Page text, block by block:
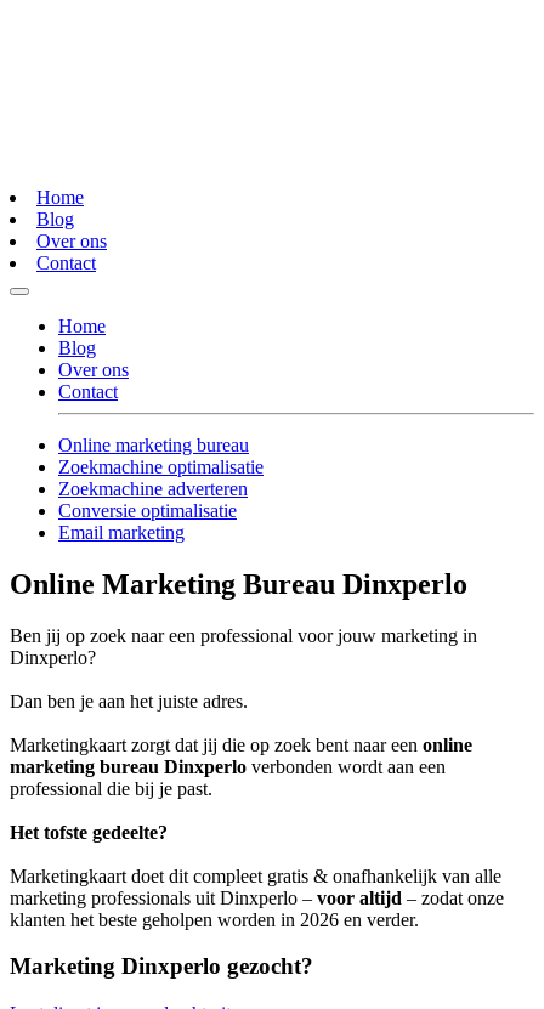
Home
Blog
Over ons
Contact
Home
Blog
Over ons
Contact
Online marketing bureau
Zoekmachine optimalisatie
Zoekmachine adverteren
Conversie optimalisatie
Email marketing
Online Marketing Bureau Dinxperlo
Ben jij op zoek naar een professional voor jouw marketing in
Dinxperlo?
Dan ben je aan het juiste adres.
Marketingkaart zorgt dat jij die op zoek bent naar een online
marketing bureau Dinxperlo verbonden wordt aan een
professional die bij je past.
Het tofste gedeelte?
Marketingkaart doet dit compleet gratis & onafhankelijk van alle
marketing professionals uit Dinxperlo – voor altijd – zodat onze
klanten het beste geholpen worden in 2026 en verder.
Marketing Dinxperlo gezocht?